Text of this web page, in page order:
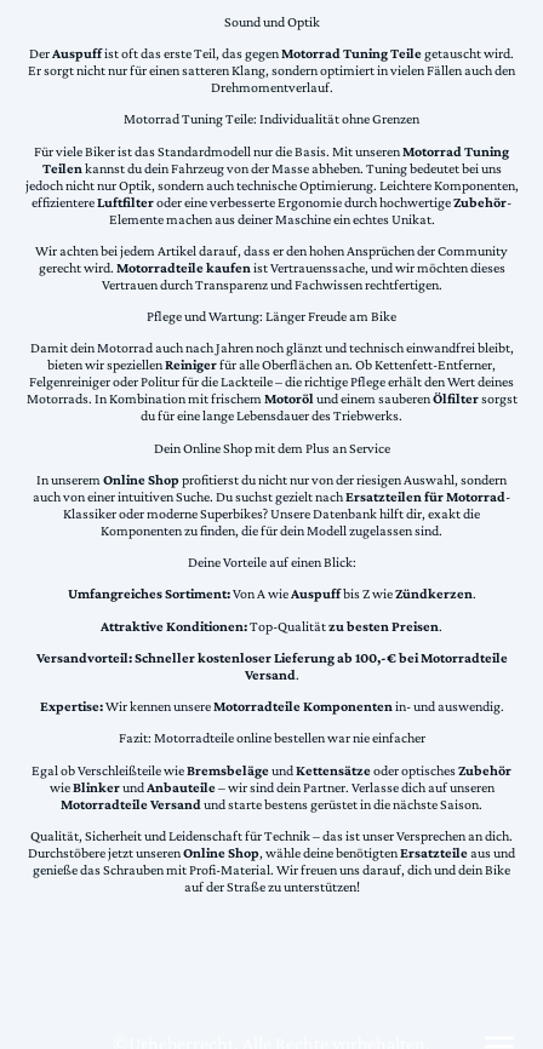
Sound und Optik
DerAuspuffist oft das erste Teil, das gegenMotorrad Tuning Teilegetauscht wird.
Er sorgt nicht nur für einen satteren Klang, sondern optimiert in vielen Fällen auch den
Drehmomentverlauf.
Motorrad Tuning Teile: Individualität ohne Grenzen
Für viele Biker ist das Standardmodell nur die Basis. Mit unserenMotorrad Tuning
Teilen kannst du dein Fahrzeug von der Masse abheben. Tuning bedeutet bei uns
jedoch nicht nur Optik, sondern auch technische Optimierung. Leichtere Komponenten,
effizientereLuftfilteroder eine verbesserte Ergonomie durch hochwertigeZubehör-
Elemente machen aus deiner Maschine ein echtes Unikat.
Wir achten bei jedem Artikel darauf, dass er den hohen Ansprüchen der Community
gerecht wird. Motorradteile kaufen ist Vertrauenssache, und wir möchten dieses
Vertrauen durch Transparenz und Fachwissen rechtfertigen.
Pflege und Wartung: Länger Freude am Bike
Damit dein Motorrad auch nach Jahren noch glänzt und technisch einwandfrei bleibt,
bieten wir speziellenReinigerfür alle Oberflächen an. Ob Kettenfett-Entferner,
Felgenreiniger oder Politur für die Lackteile – die richtige Pflege erhält den Wert deines
Motorrads. In Kombination mit frischemMotorölund einem sauberenÖlfiltersorgst
du für eine lange Lebensdauer des Triebwerks.
Dein Online Shop mit dem Plus an Service
In unserem Online Shopprofitierst du nicht nur von der riesigen Auswahl, sondern
auch von einer intuitiven Suche. Du suchst gezielt nachErsatzteilen für Motorrad-
Klassiker oder moderne Superbikes? Unsere Datenbank hilft dir, exakt die
Komponenten zu finden, die für dein Modell zugelassen sind.
Deine Vorteile auf einen Blick:
Umfangreiches Sortiment:Von A wieAuspuffbis Z wieZündkerzen.
Attraktive Konditionen:Top-Qualitätzu besten Preisen.
Versandvorteil:Schneller kostenloser Lieferung ab 100,-€ bei Motorradteile
Versand.
Expertise:Wir kennen unsereMotorradteile Komponentenin- und auswendig.
Fazit: Motorradteile online bestellen war nie einfacher
Egal ob Verschleißteile wieBremsbelägeundKettensätzeoder optischesZubehör
wieBlinkerundAnbauteile– wir sind dein Partner. Verlasse dich auf unseren
Motorradteile Versand und starte bestens gerüstet in die nächste Saison.
Qualität, Sicherheit und Leidenschaft für Technik – das ist unser Versprechen an dich.
Durchstöbere jetzt unserenOnline Shop, wähle deine benötigtenErsatzteileaus und
genieße das Schrauben mit Profi-Material. Wir freuen uns darauf, dich und dein Bike
auf der Straße zu unterstützen!